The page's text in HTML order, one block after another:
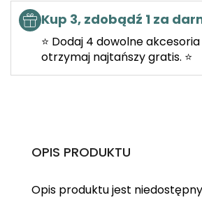
Kup 3, zdobądź 1 za
⭐ Dodaj 4 dowolne
otrzymaj najtańszy gratis. ⭐
OPIS PRODUKTU
Opis produktu jest niedostępny